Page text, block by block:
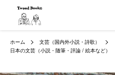
ホーム
文芸（国内外小説・詩歌）
日本の文芸（小説・随筆・評論 / 絵本など）